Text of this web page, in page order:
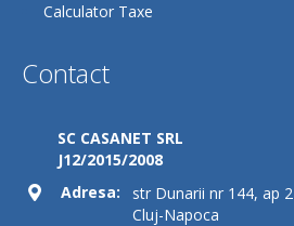
Calculator Taxe
Contact
SC CASANET SRL
J12/2015/2008
Adresa:
str Dunarii nr 144, ap 2
Cluj-Napoca